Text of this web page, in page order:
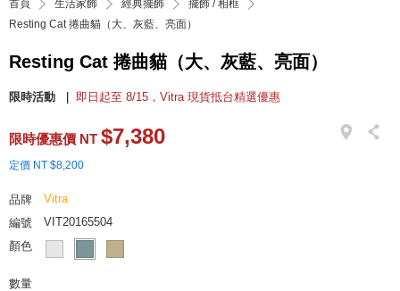
首頁 生活家飾 經典擺飾
擺飾 / 相框
Resting Cat 捲曲貓（大、灰藍、亮面）
Resting Cat 捲曲貓（大、灰藍、亮面）
限時活動 即日起至 8/15，Vitra 現貨抵台精選優惠
限時優惠價 NT $7,380
定價 NT $8,200
品牌
Vitra
編號
VIT20165504
顏色
數量